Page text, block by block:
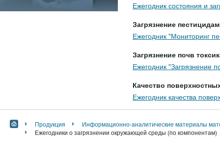
Ежегодник состояния и
Загрязнение
Ежегодник "Мониторинг
Загрязнение почв
Ежегодник "Загрязнение
Качество
Ежегодник качества
Продукция
Информационно-аналитические материалы
Ежегодники о загрязнении окружающей среды (по компонентам)